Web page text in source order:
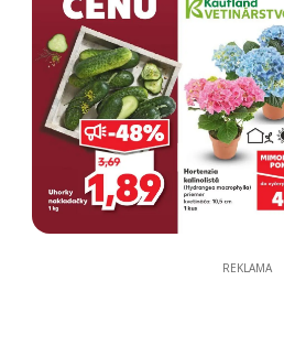
REKLAMA